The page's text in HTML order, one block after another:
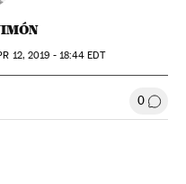
12, 2019 - 18:44 EDT
0